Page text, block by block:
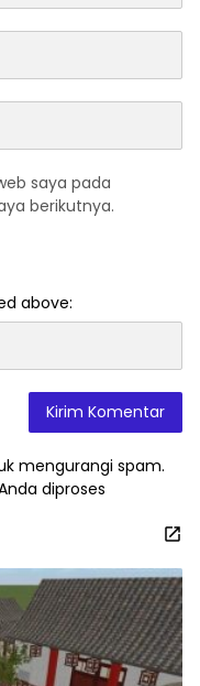
saya pada
berikutnya.
above:
mengurangi spam.
diproses